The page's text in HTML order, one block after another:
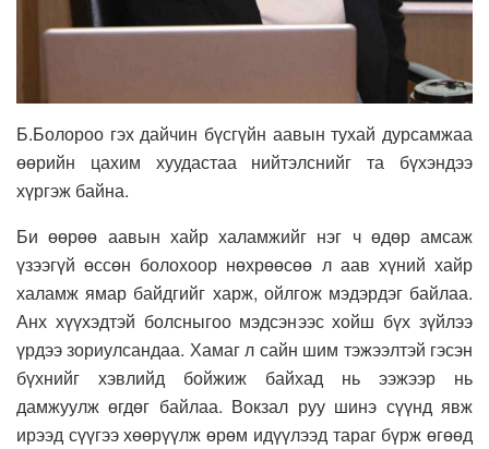
Б.Болороо гэх дайчин бүсгүйн аавын тухай дурсамжаа
өөрийн цахим хуудастаа нийтэлснийг та бүхэндээ
хүргэж байна.
Би өөрөө аавын хайр халамжийг нэг ч өдөр амсаж
үзээгүй өссөн болохоор нөхрөөсөө л аав хүний хайр
халамж ямар байдгийг харж, ойлгож мэдэрдэг байлаа.
Анх хүүхэдтэй болсныгоо мэдсэнээс хойш бүх зүйлээ
үрдээ зориулсандаа. Хамаг л сайн шим тэжээлтэй гэсэн
бүхнийг хэвлийд бойжиж байхад нь ээжээр нь
дамжуулж өгдөг байлаа. Вокзал руу шинэ сүүнд явж
ирээд сүүгээ хөөрүүлж өрөм идүүлээд тараг бүрж өгөөд